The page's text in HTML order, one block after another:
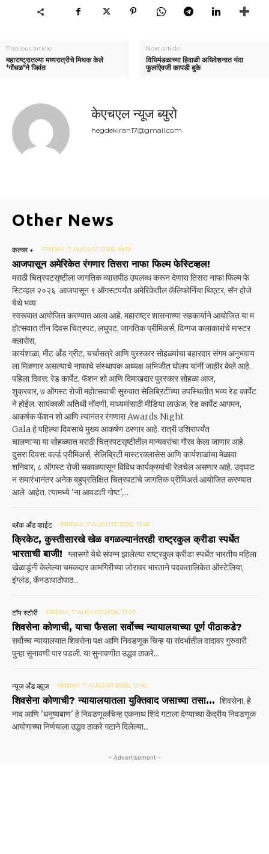
Previous article
महाराष्ट्रातल्या मध्यरात्रीचे मिथक केले
‘गोंधळ’ने जिवंत
Next article
विधिमंडळाच्या हिवाळी अधिवेशनात यंदा
फुलांऐवजी कापडी बुके
केएचएल न्यूज ब्युरो
hegdekiran17@gmail.com
Other News
कल्चर + FRIDAY, 7 AUGUST 2026, 14:19
आजपासून अमेरिकेत रंगणार तिसरा नाफा फिल्म फेस्टिव्हल!
मराठी चित्रपटसृष्टीला जागतिक व्यासपीठ उपलब्ध करून देणारा तिसरा नाफा फिल्म फे
स्टिव्हल २०२६ आजपासून ९ ऑगस्टपर्यंत अमेरिकेतील कॅलिफोर्निया थिएटर, सॅन होजे
येथे भव्य
स्वरूपात आयोजित करण्यात आला आहे. महाराष्ट्र शासनाच्या सहकार्याने आयोजित या म
होत्सवात तीन दिवस चित्रपट, लघुपट, जागतिक प्रीमिअर्स, दिग्गज कलाकारांचे मास्टर
क्लासेस,
कार्यशाळा, मीट अँड ग्रीट, चर्चासत्रे आणि पुरस्कार सोहळ्यांचा बहारदार संगम अनुभवाय
ला मिळणार असल्याचे नाफाचे संस्थापक अध्यक्ष अभिजीत घोलप यांनीं जाहीर केले आहे.
पहिला दिवस: रेड कार्पेट, फॅशन शो आणि दिमाखदार पुरस्कार सोहळा आज,
शुक्रवार, ७ ऑगस्ट रोजी महोत्सवाची सुरुवात सेलिब्रिटींच्या उपस्थितीत भव्य रेड कार्पेट
ने होईल. सायंकाळी अतिथी नोंदणी, माध्यमांसाठी मीडिया लाऊंज, रेड कार्पेट आगमन,
आकर्षक फॅशन शो आणि त्यानंतर रंगणारा Awards Night
Gala हे पहिल्या दिवसाचे मुख्य आकर्षण ठरणार आहे. रात्री उशिरापर्यंत
चालणाऱ्या या सोहळ्यात मराठी चित्रपटसृष्टीतील मान्यवरांचा गौरव केला जाणार आहे.
दुसरा दिवस: वर्ल्ड प्रीमिअर्स, सेलिब्रिटी मास्टरक्लासेस आणि कार्यशाळांचा मेळावा
शनिवार, ८ ऑगस्ट रोजी सकाळपासून विविध कार्यक्रमांची रेलचेल असणार आहे. उद्घाट
न समारंभानंतर अनेक बहुप्रतिक्षित चित्रपटांचे जागतिक प्रीमिअर्स आयोजित करण्यात
आले आहेत. त्यामध्ये 'ना आवडती गोष्ट',...
ब्लॅक अँड व्हाईट FRIDAY, 7 AUGUST 2026, 13:46
क्रिकेट, कुस्तीसारखे खेळ वगळल्यानंतरही राष्ट्रकुल क्रीडा स्पर्धेत
भारताची बाजी! ग्लासगो येथे संपन्न झालेल्या राष्ट्रकुल क्रीडा स्पर्धेत भारतीय महिला
खेळाडूंनी केलेल्या चमकदार कामगिरी‌च्या जोरावर भारताने पदकतालिकेत ऑस्टेलिया,
इंग्लंड, कॅनडापाठोपाठ...
टॉप स्टोरी FRIDAY, 7 AUGUST 2026, 13:20
शिवसेना कोणाची, याचा फैसला सर्वोच्च न्यायालयाच्या पूर्ण पीठाकडे?
सर्वोच्च न्यायालयात शिवसेना पक्ष आणि निवडणूक चिन्ह या संदर्भातील वादावर गुरुवारी
पुन्हा सुनावणी पार पडली. या सुनावणीत उद्धव ठाकरे...
न्यूज अँड व्ह्यूज FRIDAY, 7 AUGUST 2026, 12:40
शिवसेना कोणाची? न्यायालयातला युक्तिवाद जसाच्या तसा… शिवसेना, हे
नाव आणि 'धनुष्यबाण' हे निवडणूकचिन्ह एकनाथ शिंदे गटाला देण्याच्या केंद्रीय निवडणूक
आयोगाच्या निर्णयाला उद्धव ठाकरे गटाने दिलेल्या...
- Advertisement -